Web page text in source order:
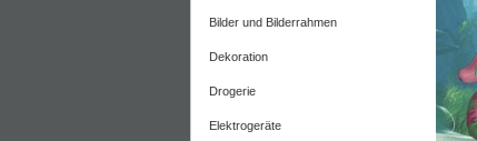
Bilder und Bilderrahmen
Dekoration
Drogerie
Elektrogeräte